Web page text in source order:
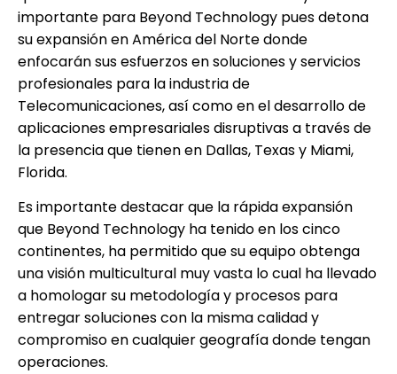
importante para Beyond Technology pues detona
su expansión en América del Norte donde
enfocarán sus esfuerzos en soluciones y servicios
profesionales para la industria de
Telecomunicaciones, así como en el desarrollo de
aplicaciones empresariales disruptivas a través de
la presencia que tienen en Dallas, Texas y Miami,
Florida.
Es importante destacar que la rápida expansión
que Beyond Technology ha tenido en los cinco
continentes, ha permitido que su equipo obtenga
una visión multicultural muy vasta lo cual ha llevado
a homologar su metodología y procesos para
entregar soluciones con la misma calidad y
compromiso en cualquier geografía donde tengan
operaciones.